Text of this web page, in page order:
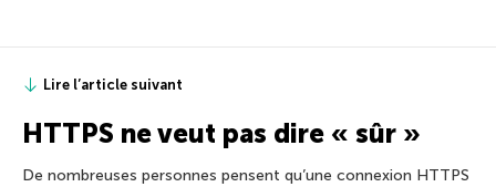
Lire l’article suivant
HTTPS ne veut pas dire « sûr »
De nombreuses personnes pensent qu’une connexion HTTPS